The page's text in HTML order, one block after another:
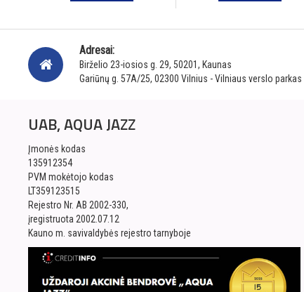
Adresai:
Birželio 23-iosios g. 29, 50201, Kaunas
Gariūnų g. 57A/25, 02300 Vilnius - Vilniaus verslo parkas
UAB, AQUA JAZZ
Įmonės kodas
135912354
PVM mokėtojo kodas
LT359123515
Rejestro Nr. AB 2002-330,
įregistruota 2002.07.12
Kauno m. savivaldybės rejestro tarnyboje